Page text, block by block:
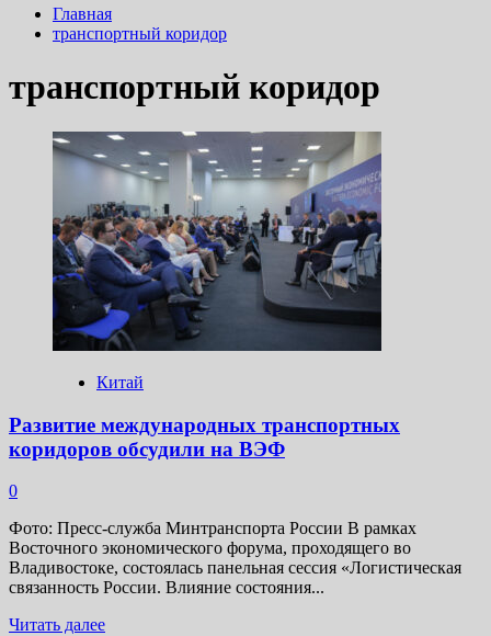
Главная
транспортный коридор
транспортный коридор
Китай
Развитие международных транспортных
коридоров обсудили на ВЭФ
0
Фото: Пресс-служба Минтранспорта России В рамках
Восточного экономического форума, проходящего во
Владивостоке, состоялась панельная сессия «Логистическая
связанность России. Влияние состояния...
Читать далееПрочитать